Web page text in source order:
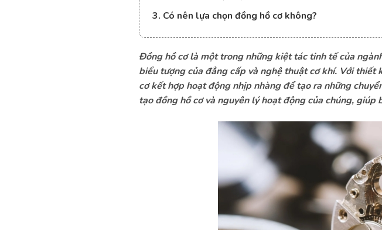
3. Có nên lựa chọn đồng hồ cơ không?
Đồng hồ cơ là một trong những kiệt tác tinh tế của
biểu tượng của đẳng cấp và nghệ thuật cơ khí. Với
cơ kết hợp hoạt động nhịp nhàng để tạo ra những
tạo đồng hồ cơ và nguyên lý hoạt động của chúng, giúp